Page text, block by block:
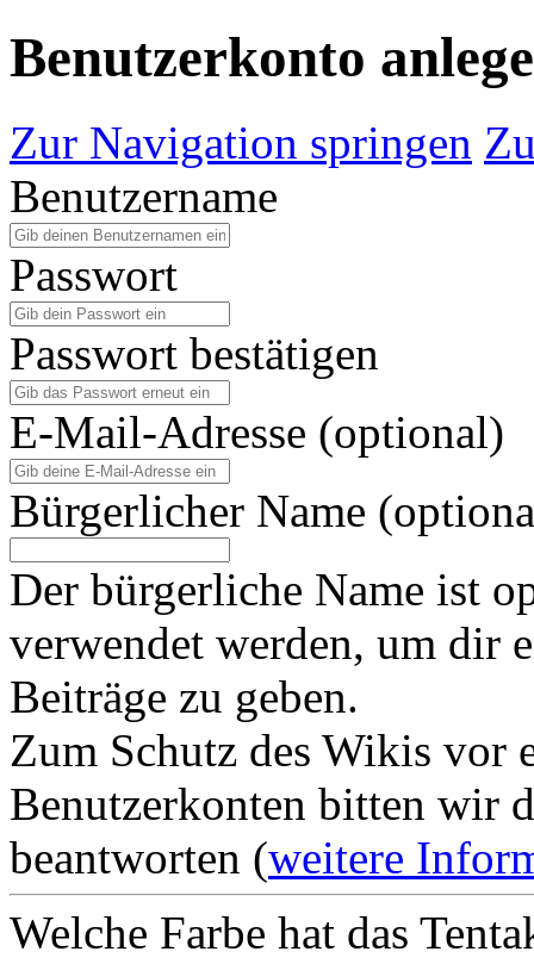
Benutzerkonto
Zur Navigation springen
Benutzername
Passwort
Passwort bestätigen
E-Mail-Adresse (optional)
Bürgerlicher Name
Der bürgerliche Name ist
verwendet werden, um dir
Beiträge zu geben.
Zum Schutz des Wikis vor
Benutzerkonten bitten wir
beantworten (weitere
Welche Farbe hat das